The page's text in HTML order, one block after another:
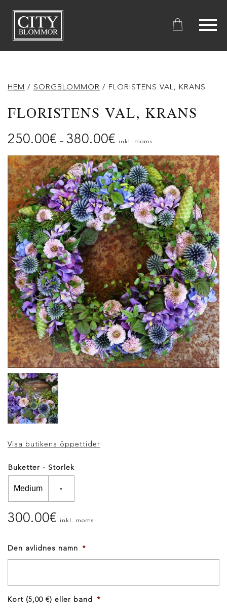
City
Blommor
HEM / SORGBLOMMOR / FLORISTENS VAL, KRANS
FLORISTENS VAL, KRANS
250.00€ – 380.00€ inkl. moms
Visa butikens öppettider
Buketter - Storlek
300.00€ inkl. moms
Den avlidnes namn *
Kort (5,00 €) eller band *